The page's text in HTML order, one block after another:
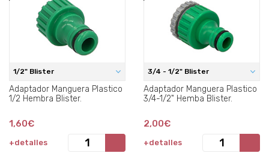
1/2" Blister
Adaptador Manguera Plastico
1/2 Hembra Blister.
1,60€
+detalles
3/4 - 1/2" Blister
Adaptador Manguera Plastico
3/4-1/2" Hemba Blister.
2,00€
+detalles